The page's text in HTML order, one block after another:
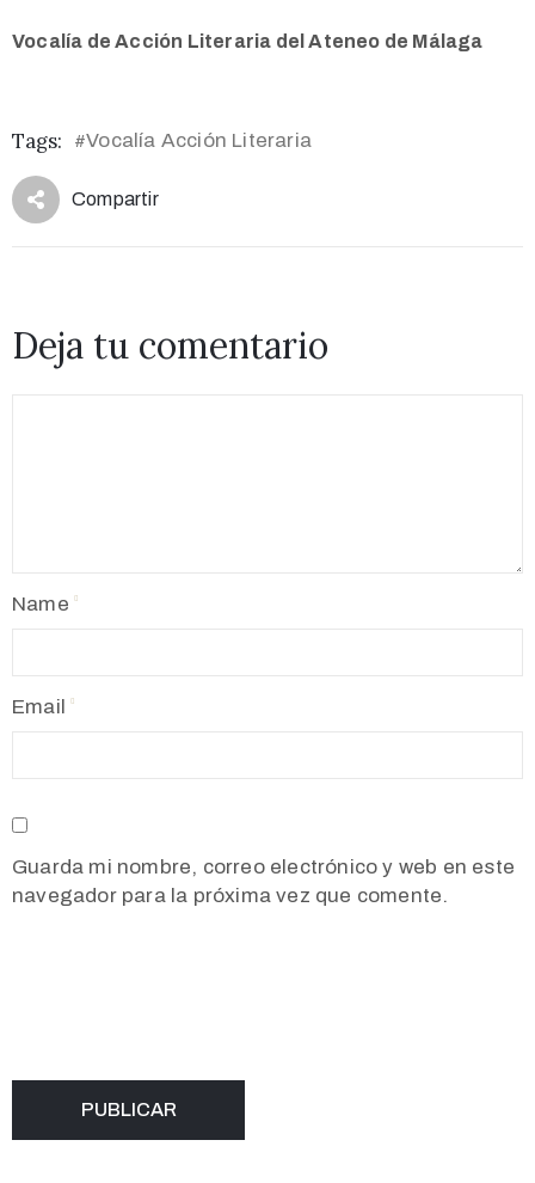
Vocalía de Acción Literaria del Ateneo de Málaga
Tags: #Vocalía Acción Literaria
Compartir
Deja tu comentario
Name
Email
Guarda mi nombre, correo electrónico y web en este
navegador para la próxima vez que comente.